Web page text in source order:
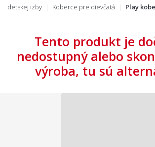
detskej izby
Koberce pre dievčatá Play
Tento produkt je
nedostupný alebo
výroba, tu sú